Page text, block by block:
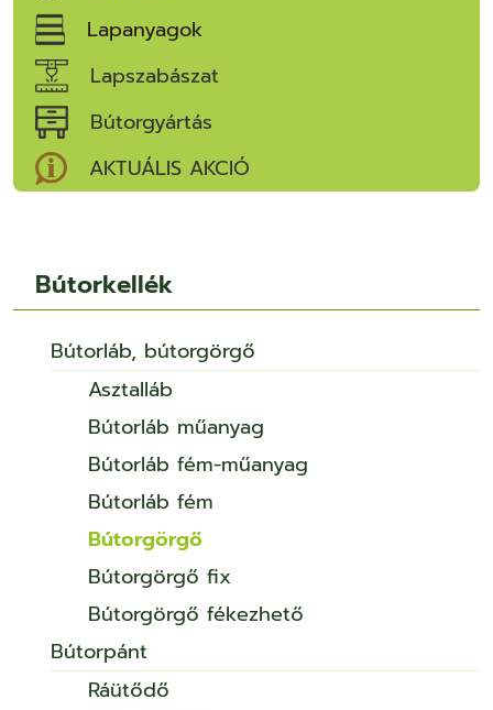
Lapanyagok
Lapszabászat
Bútorgyártás
AKTUÁLIS AKCIÓ
Bútorkellék
Bútorláb, bútorgörgő
Asztalláb
Bútorláb műanyag
Bútorláb fém-műanyag
Bútorláb fém
Bútorgörgő
Bútorgörgő fix
Bútorgörgő fékezhető
Bútorpánt
Ráütődő